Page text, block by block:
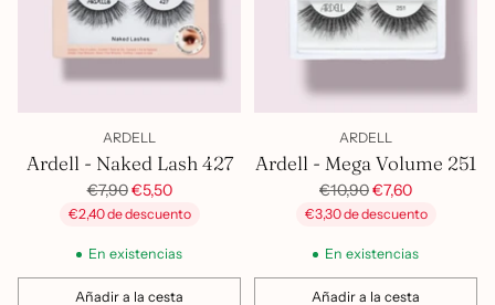
ARDELL
Ardell - Naked Lash 427
Precio
habitual
€7,90€5,50
€2,40 de descuento
En existencias
Añadir a la cesta
ARDELL
Ardell - Mega Volume 251
Precio
habitual
€10,90€7,60
€3,30 de descuento
En existencias
Añadir a la cesta